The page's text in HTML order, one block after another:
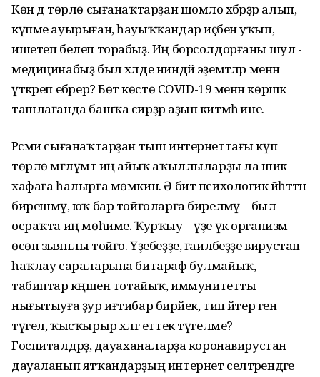
Көн дә төрлө сығанаҡтарҙан шомло хәбәрҙәр алып,
күпме ауырыған, һауыҡҡандар иҫәбен уҡып,
ишетеп белеп торабыҙ. Иң борсолдорғаны шул -
медицинабыҙ был хәлде ниндәй эҙемтәләр менән
үткәреп ебәрер? Бөтә көстө COVID-19 менән көрәшкә
ташлағанда башҡа сирҙәр аҙып китмәһә ине.
Рәсми сығанаҡтарҙан тыш интернеттағы күп
төрлө мәғлүмәт иң айыҡ аҡыллыларҙы ла шик-
хафаға һалырға мөмкин. Ә бит психологик йәһәттән
бирешмәү, юҡ бар тойғоларға бирелмәү – был
осраҡта иң мөһиме. Ҡурҡыу – үҙе үк организм
өсөн зыянлы тойғо. Үҙебеҙҙе, ғаиләбеҙҙе вирустан
һаҡлау сараларына битараф булмайыҡ,
табиптар кәңәшен тотайыҡ, иммунитетты
нығытыуға ҙур иғтибар бирәйек, тип әйтер генә
түгел, ҡысҡырыр хәлгә еттек түгелме?
Госпиталдәрҙә, дауаханаларҙа коронавирустан
дауаланып ятҡандарҙың интернет селтәрендәге